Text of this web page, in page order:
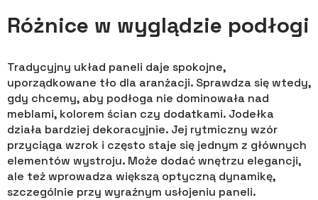
Różnice w wyglądzie podłogi
Tradycyjny układ paneli daje spokojne,
uporządkowane tło dla aranżacji. Sprawdza się wtedy,
gdy chcemy, aby podłoga nie dominowała nad
meblami, kolorem ścian czy dodatkami. Jodełka
działa bardziej dekoracyjnie. Jej rytmiczny wzór
przyciąga wzrok i często staje się jednym z głównych
elementów wystroju. Może dodać wnętrzu elegancji,
ale też wprowadza większą optyczną dynamikę,
szczególnie przy wyraźnym usłojeniu paneli.